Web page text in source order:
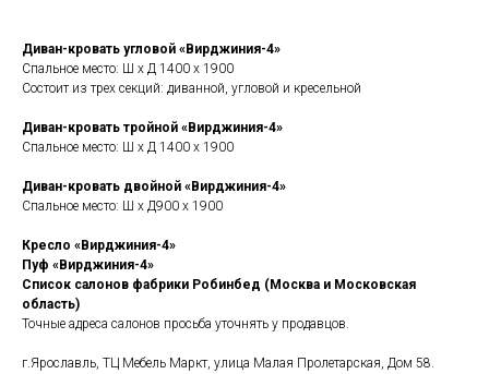
Диван-кровать угловой «Вирджиния-4»
Спальное место: Ш х Д 1400 х 1900
Состоит из трех секций: диванной, угловой и кресельной
Диван-кровать тройной «Вирджиния-4»
Спальное место: Ш х Д 1400 х 1900
Диван-кровать двойной «Вирджиния-4»
Спальное место: Ш х Д900 х 1900
Кресло «Вирджиния-4»
Пуф «Вирджиния-4»
Список салонов фабрики Робинбед (Москва и Московская
область)
Точные адреса салонов просьба уточнять у продавцов.
г.Ярославль, ТЦ Мебель Маркт, улица Малая Пролетарская, Дом 58.